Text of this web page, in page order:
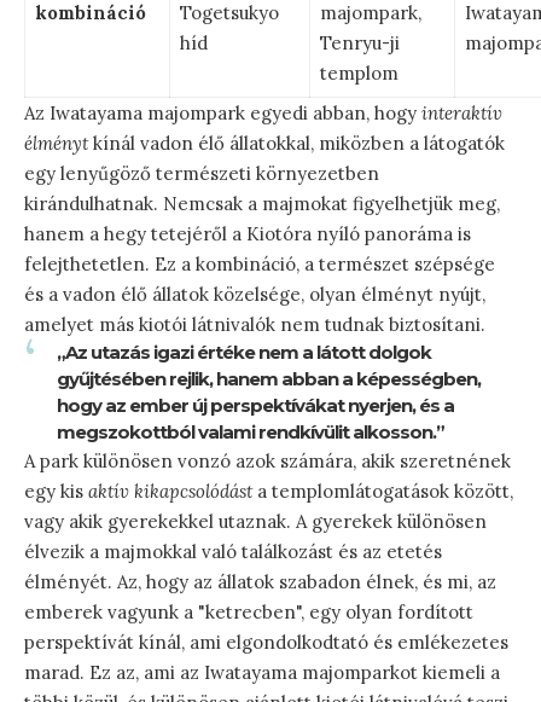
kombináció
Togetsukyo
híd
majompark,
Tenryu-ji
templom
Az Iwatayama majompark egyedi abban, hogy interaktív
élménytkínál vadon élő állatokkal, miközben a látogatók
egy lenyűgöző természeti környezetben
kirándulhatnak. Nemcsak a majmokat figyelhetjük meg,
hanem a hegy tetejéről a Kiotóra nyíló panoráma is
felejthetetlen. Ez a kombináció, a természet szépsége
és a vadon élő állatok közelsége, olyan élményt nyújt,
amelyet más kiotói látnivalók nem tudnak biztosítani.
„Az utazás igazi értéke nem a látott dolgok
gyűjtésében rejlik, hanem abban a képességben,
hogy az ember új perspektívákat nyerjen, és a
megszokottból valami rendkívülit alkosson.”
A park különösen vonzó azok számára, akik szeretnének
egy kis aktív kikapcsolódásta templomlátogatások között,
vagy akik gyerekekkel utaznak. A gyerekek különösen
élvezik a majmokkal való találkozást és az etetés
élményét. Az, hogy az állatok szabadon élnek, és mi, az
emberek vagyunk a "ketrecben", egy olyan fordított
perspektívát kínál, ami elgondolkodtató és emlékezetes
marad. Ez az, ami az Iwatayama majomparkot kiemeli a